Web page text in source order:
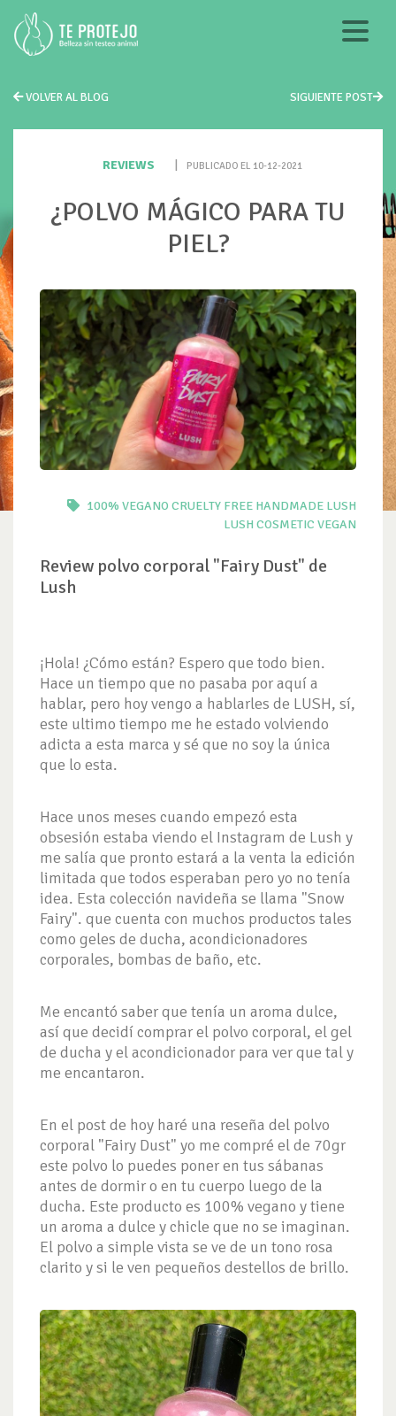
VOLVER AL BLOG SIGUIENTE POST
REVIEWS PUBLICADO EL 10-12-2021
¿POLVO MÁGICO PARA TU
PIEL?
100% VEGANO CRUELTY FREE HANDMADE LUSH
LUSH COSMETIC VEGAN
Review polvo corporal "Fairy Dust" de
Lush
¡Hola! ¿Cómo están? Espero que todo bien.
Hace un tiempo que no pasaba por aquí a
hablar, pero hoy vengo a hablarles de LUSH, sí,
este ultimo tiempo me he estado volviendo
adicta a esta marca y sé que no soy la única
que lo esta.
Hace unos meses cuando empezó esta
obsesión estaba viendo el Instagram de Lush y
me salía que pronto estará a la venta la edición
limitada que todos esperaban pero yo no tenía
idea. Esta colección navideña se llama "Snow
Fairy". que cuenta con muchos productos tales
como geles de ducha, acondicionadores
corporales, bombas de baño, etc.
Me encantó saber que tenía un aroma dulce,
así que decidí comprar el polvo corporal, el gel
de ducha y el acondicionador para ver que tal y
me encantaron.
En el post de hoy haré una reseña del polvo
corporal "Fairy Dust" yo me compré el de 70gr
este polvo lo puedes poner en tus sábanas
antes de dormir o en tu cuerpo luego de la
ducha. Este producto es 100% vegano y tiene
un aroma a dulce y chicle que no se imaginan.
El polvo a simple vista se ve de un tono rosa
clarito y si le ven pequeños destellos de brillo.